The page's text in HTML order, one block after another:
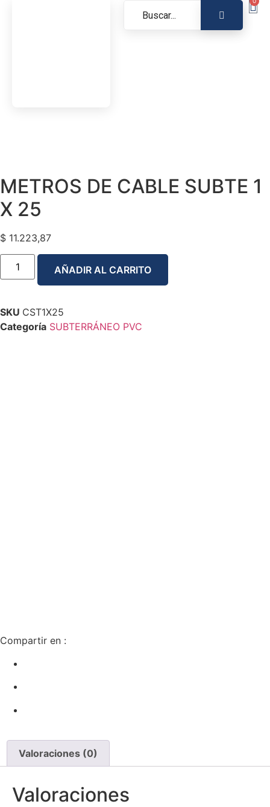
METROS DE CABLE SUBTE 1
X 25
$ 11.223,87
AÑADIR AL CARRITO
SKU CST1X25
Categoría SUBTERRÁNEO PVC
Compartir en :
Valoraciones (0)
Valoraciones